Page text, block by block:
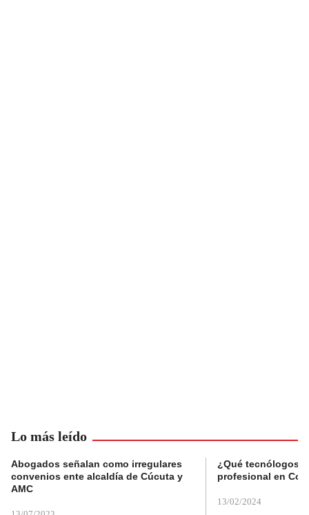
Lo más leído
Abogados señalan como irregulares
convenios ente alcaldía de Cúcuta y
AMC
¿Qué tecnólogos
profesional en
13/02/2024